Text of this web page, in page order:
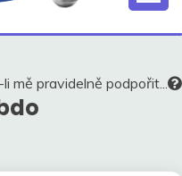
mě pravidelně podpořit...